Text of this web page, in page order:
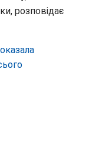
розповідає